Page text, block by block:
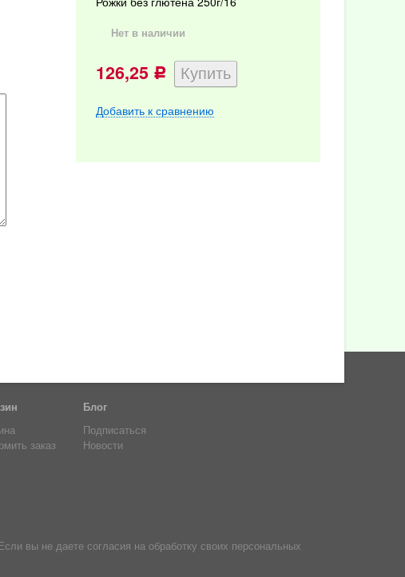
Нет в наличии
126,25 Р
Добавить к сравнению
заказ
Блог
Подписаться
Новости
вы не даете согласия на обработку своих персональных